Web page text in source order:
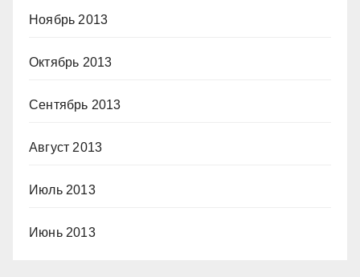
Ноябрь 2013
Октябрь 2013
Сентябрь 2013
Август 2013
Июль 2013
Июнь 2013